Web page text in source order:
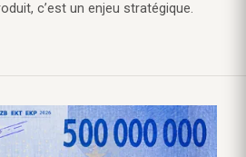
c’est un enjeu stratégique.